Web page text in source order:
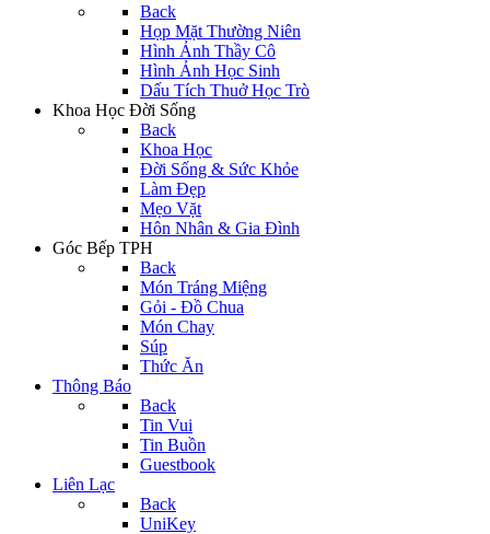
Back
Họp Mặt Thường Niên
Hình Ảnh Thầy Cô
Hình Ảnh Học Sinh
Dấu Tích Thuở Học Trò
Khoa Học Đời Sống
Back
Khoa Học
Đời Sống & Sức Khỏe
Làm Đẹp
Mẹo Vặt
Hôn Nhân & Gia Đình
Góc Bếp TPH
Back
Món Tráng Miệng
Gỏi - Đồ Chua
Món Chay
Súp
Thức Ăn
Thông Báo
Back
Tin Vui
Tin Buồn
Guestbook
Liên Lạc
Back
UniKey